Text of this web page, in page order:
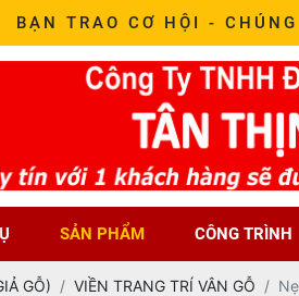
BẠN TRAO CƠ HỘI -
SẢN PHẨM CÔNG TRÌNH
GỖ) VIỀN TRANG TRÍ VÂN GỖ